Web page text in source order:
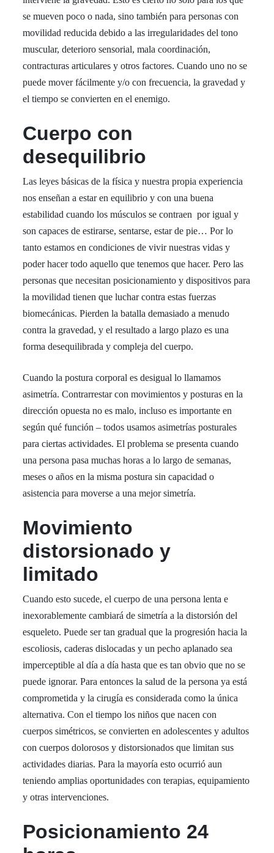
se mueven poco o nada, sino también para personas con
movilidad reducida debido a las irregularidades del tono
muscular, deterioro sensorial, mala coordinación,
contracturas articulares y otros factores. Cuando uno no se
puede mover fácilmente y/o con frecuencia, la gravedad y
el tiempo se convierten en el enemigo.
Cuerpo con
desequilibrio
Las leyes básicas de la física y nuestra propia experiencia
nos enseñan a estar en equilibrio y con una buena
estabilidad cuando los músculos se contraen por igual y
son capaces de estirarse, sentarse, estar de pie… Por lo
tanto estamos en condiciones de vivir nuestras vidas y
poder hacer todo aquello que tenemos que hacer. Pero las
personas que necesitan posicionamiento y dispositivos para
la movilidad tienen que luchar contra estas fuerzas
biomecánicas. Pierden la batalla demasiado a menudo
contra la gravedad, y el resultado a largo plazo es una
forma desequilibrada y compleja del cuerpo.
Cuando la postura corporal es desigual lo llamamos
asimetría. Contrarrestar con movimientos y posturas en la
dirección opuesta no es malo, incluso es importante en
según qué función – todos usamos asimetrías posturales
para ciertas actividades. El problema se presenta cuando
una persona pasa muchas horas a lo largo de semanas,
meses o años en la misma postura sin capacidad o
asistencia para moverse a una mejor simetría.
Movimiento
distorsionado y
limitado
Cuando esto sucede, el cuerpo de una persona lenta e
inexorablemente cambiará de simetría a la distorsión del
esqueleto. Puede ser tan gradual que la progresión hacia la
escoliosis, caderas dislocadas y un pecho aplanado sea
imperceptible al día a día hasta que es tan obvio que no se
puede ignorar. Para entonces la salud de la persona ya está
comprometida y la cirugía es considerada como la única
alternativa. Con el tiempo los niños que nacen con
cuerpos simétricos, se convierten en adolescentes y adultos
con cuerpos dolorosos y distorsionados que limitan sus
actividades diarias. Para la mayoría esto ocurrió aun
teniendo amplias oportunidades con terapias, equipamiento
y otras intervenciones.
Posicionamiento 24